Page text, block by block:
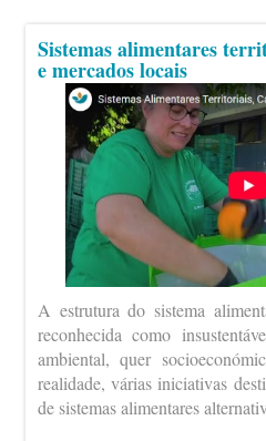
Sistemas alimentares
e mercados locais
A estrutura do sistema
reconhecida como
ambiental, quer
realidade, várias iniciativas
de sistemas alimentares